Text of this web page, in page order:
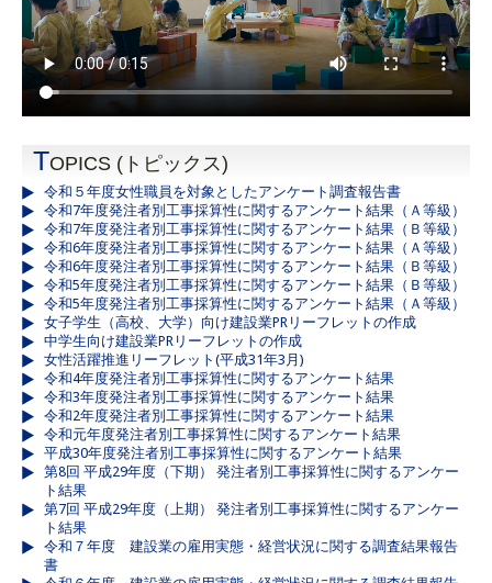
TOPICS (トピックス)
令和５年度女性職員を対象としたアンケート調査報告書
令和7年度発注者別工事採算性に関するアンケート結果（Ａ等級）
令和7年度発注者別工事採算性に関するアンケート結果（Ｂ等級）
令和6年度発注者別工事採算性に関するアンケート結果（Ａ等級）
令和6年度発注者別工事採算性に関するアンケート結果（Ｂ等級）
令和5年度発注者別工事採算性に関するアンケート結果（Ｂ等級）
令和5年度発注者別工事採算性に関するアンケート結果（Ａ等級）
女子学生（高校、大学）向け建設業PRリーフレットの作成
中学生向け建設業PRリーフレットの作成
女性活躍推進リーフレット(平成31年3月)
令和4年度発注者別工事採算性に関するアンケート結果
令和3年度発注者別工事採算性に関するアンケート結果
令和2年度発注者別工事採算性に関するアンケート結果
令和元年度発注者別工事採算性に関するアンケート結果
平成30年度発注者別工事採算性に関するアンケート結果
第8回 平成29年度（下期） 発注者別工事採算性に関するアンケー
ト結果
第7回 平成29年度（上期） 発注者別工事採算性に関するアンケー
ト結果
令和７年度 建設業の雇用実態・経営状況に関する調査結果報告
書